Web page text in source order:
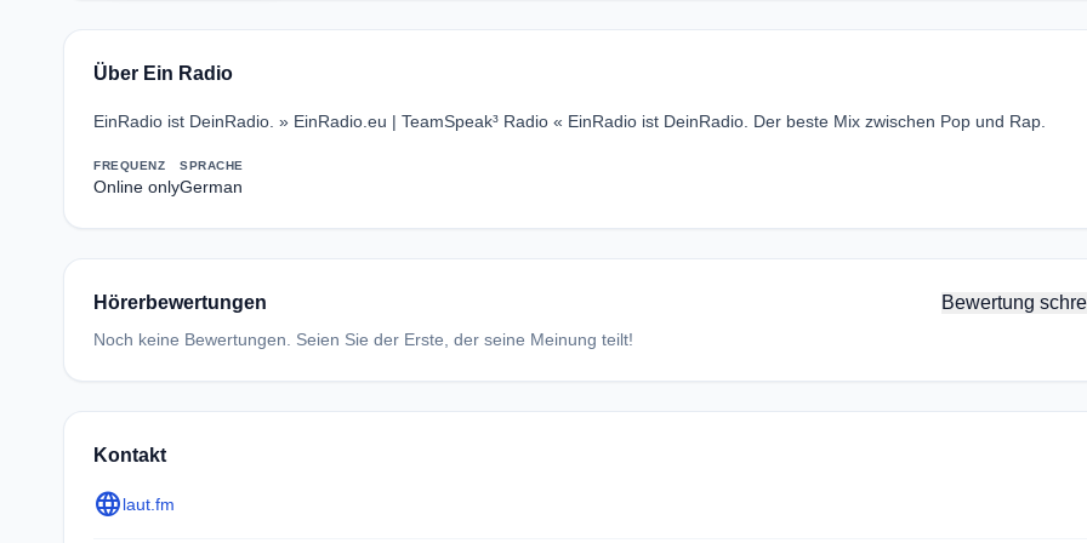
Über Ein Radio
EinRadio ist DeinRadio. » EinRadio.eu | TeamSpeak³ Radio « EinRadio ist DeinRadio. Der beste Mix zwischen Pop und Rap.
FREQUENZ
Online only
SPRACHE
German
Hörerbewertungen Bewertung
Noch keine Bewertungen. Seien Sie der Erste, der seine Meinung teilt!
Kontakt
languagelaut.fm